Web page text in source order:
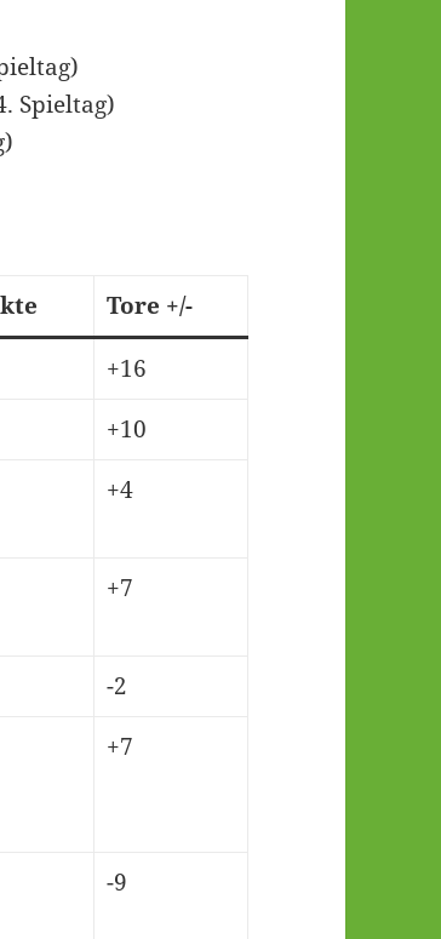
Spieltag)
Tore +/-
+16
+10
+4
+7
-2
+7
-9